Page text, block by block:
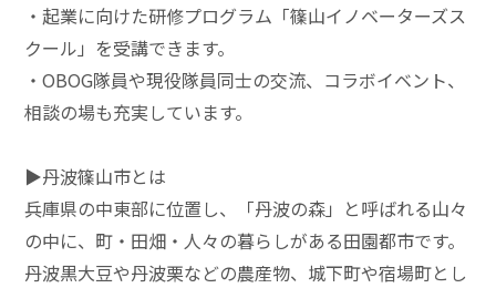
・起業に向けた研修プログラム「篠山イノベーターズス
クール」を受講できます。
・OBOG隊員や現役隊員同士の交流、コラボイベント、
相談の場も充実しています。
▶︎丹波篠山市とは
兵庫県の中東部に位置し、「丹波の森」と呼ばれる山々
の中に、町・田畑・人々の暮らしがある田園都市です。
丹波黒大豆や丹波栗などの農産物、城下町や宿場町とし